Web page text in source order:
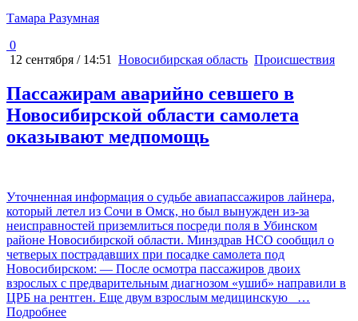
Тамара Разумная
0
12 сентября / 14:51
Новосибирская область Происшествия
Пассажирам аварийно севшего в
Новосибирской области самолета
оказывают медпомощь
Уточненная информация о судьбе авиапассажиров лайнера,
который летел из Сочи в Омск, но был вынужден из-за
неисправностей приземлиться посреди поля в Убинском
районе Новосибирской области. Минздрав НСО сообщил о
четверых пострадавших при посадке самолета под
Новосибирском: — После осмотра пассажиров двоих
взрослых с предварительным диагнозом «ушиб» направили в
ЦРБ на рентген. Еще двум взрослым медицинскую
…
Подробнее